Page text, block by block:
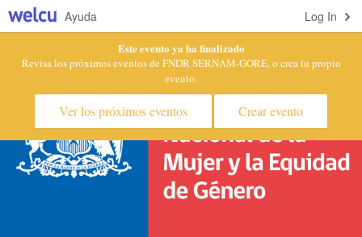
Log In
Ayuda
Este evento ya ha finalizado
Revisa los próximos eventos de FNDR SERNAM-GORE, o crea tu propio
evento.
Ver los próximos eventos Crear evento